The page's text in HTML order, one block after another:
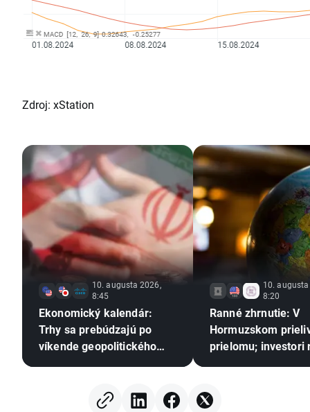
Zdroj: xStation
10. augusta 2026,
8:45
Ekonomický kalendár:
Trhy sa prebúdzajú po
víkende geopolitického
10.
8:20
Ranné zhrnutie: V
Hormuzskom
prielomu; investori